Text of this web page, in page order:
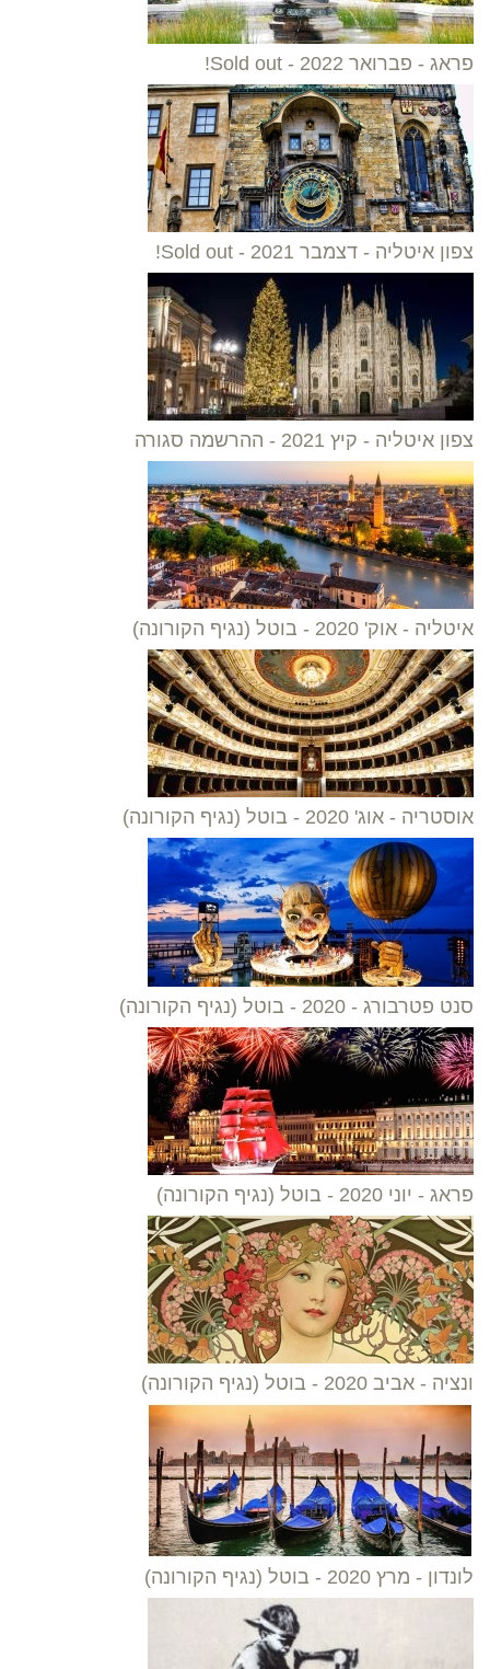
פראג - פברואר 2022 - Sold out!
צפון איטליה - דצמבר 2021 - Sold out!
צפון איטליה - קיץ 2021 - ההרשמה סגורה
איטליה - אוק' 2020 - בוטל (נגיף הקורונה)
אוסטריה - אוג' 2020 - בוטל (נגיף הקורונה)
סנט פטרבורג - 2020 - בוטל (נגיף הקורונה)
פראג - יוני 2020 - בוטל (נגיף הקורונה)
ונציה - אביב 2020 - בוטל (נגיף הקורונה)
לונדון - מרץ 2020 - בוטל (נגיף הקורונה)